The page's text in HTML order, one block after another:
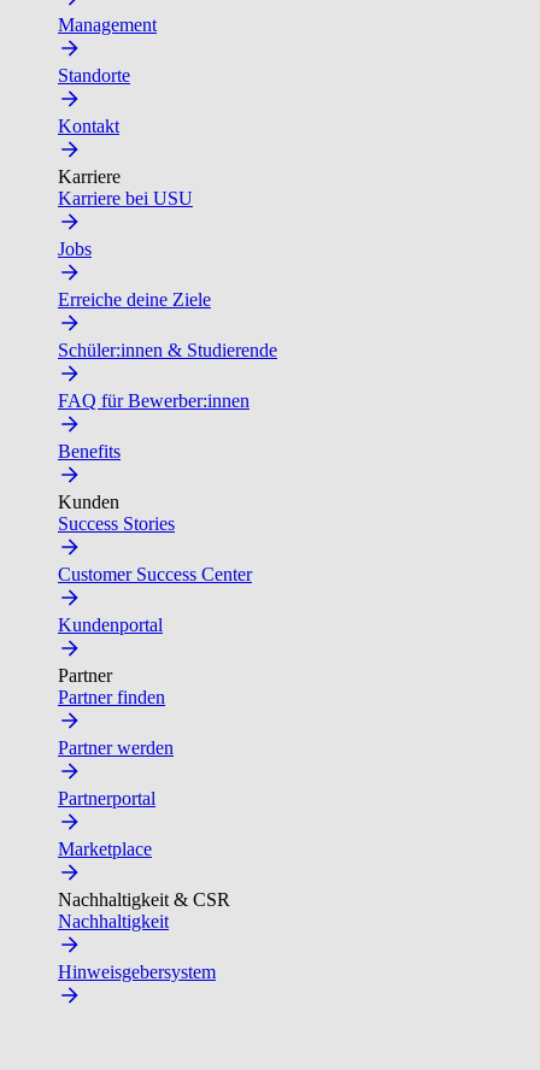
Management
Standorte
Kontakt
Karriere
Karriere bei USU
Jobs
Erreiche deine Ziele
Schüler:innen & Studierende
FAQ für Bewerber:innen
Benefits
Kunden
Success Stories
Customer Success Center
Kundenportal
Partner
Partner finden
Partner werden
Partnerportal
Marketplace
Nachhaltigkeit & CSR
Nachhaltigkeit
Hinweisgebersystem